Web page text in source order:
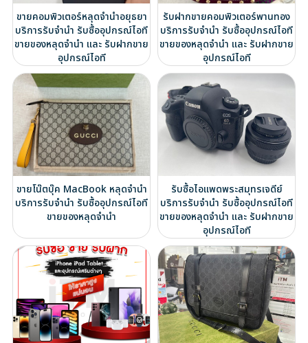
ขายคอมพิวเตอร์หลุดจำนำอยุธยา
บริการรับจำนำ รับซื้ออุปกรณ์ไอที
ขายของหลุดจำนำ และ รับฝากขาย
อุปกรณ์ไอที
รับฝากขายคอมพิวเตอร์พานทอง
บริการรับจำนำ รับซื้ออุปกรณ์ไอที
ขายของหลุดจำนำ และ รับฝากขาย
อุปกรณ์ไอที
ขายโน๊ตบุ๊ค MacBook หลุดจำนำ
บริการรับจำนำ รับซื้ออุปกรณ์ไอที
ขายของหลุดจำนำ
รับซื้อไอแพดพระสมุทรเจดีย์
บริการรับจำนำ รับซื้ออุปกรณ์ไอที
ขายของหลุดจำนำ และ รับฝากขาย
อุปกรณ์ไอที